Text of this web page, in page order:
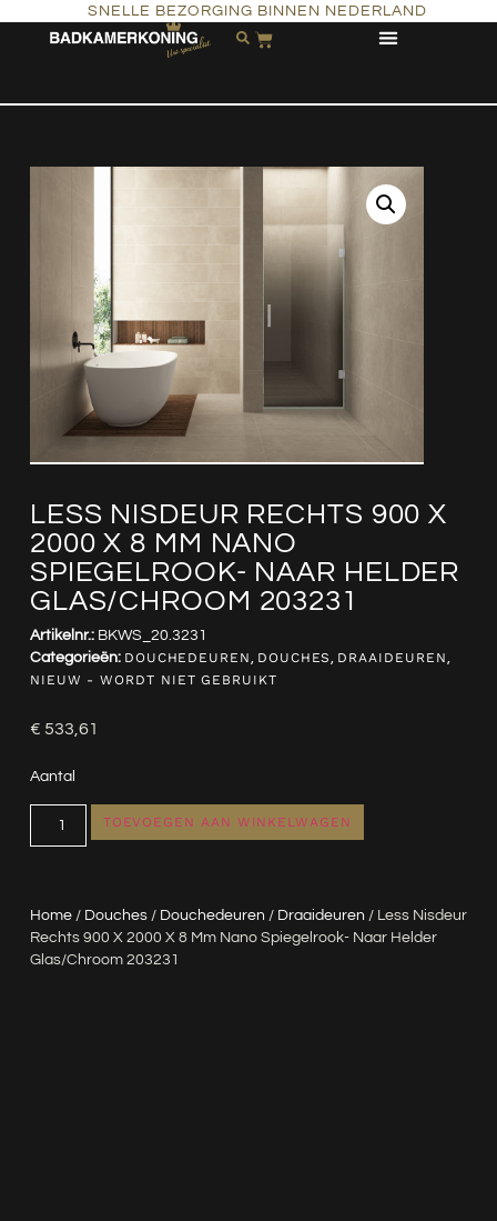
SNELLE BEZORGING BINNEN NEDERLAND
LESS NISDEUR RECHTS 900 X
2000 X 8 MM NANO
SPIEGELROOK- NAAR HELDER
GLAS/CHROOM 203231
Home/ Douches/ Douchedeuren / Draaideuren / Less Nisdeur
Rechts 900 X 2000 X 8 Mm Nano Spiegelrook- Naar Helder
Glas/chroom 203231
Artikelnr.: BKWS_20.3231
Categorieën: DOUCHEDEUREN, DOUCHES, DRAAIDEUREN,
NIEUW - WORDT NIET GEBRUIKT
€ 533,61
Aantal
TOEVOEGEN AAN WINKELWAGEN